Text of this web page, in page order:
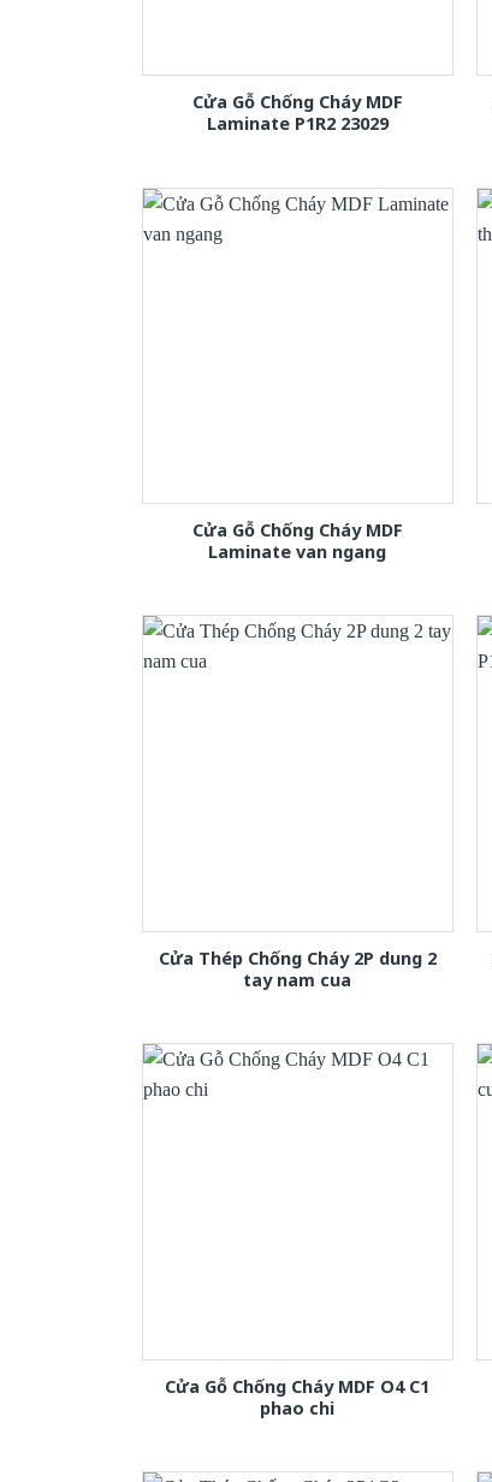
Cửa Gỗ Chống Cháy MDF
Laminate P1R2 23029
Cửa Gỗ Chống Cháy MDF
Laminate van ngang
Cửa Thép Chống Cháy 2P dung 2
tay nam cua
Cửa Gỗ Chống Cháy MDF O4 C1
phao chi